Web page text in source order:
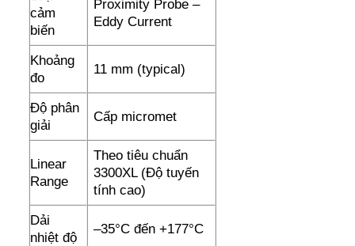
cảm
biến
Proximity Probe –
Eddy Current
Khoảng
đo
11 mm (typical)
Độ phân
giải
Cấp micromet
Linear
Range
Theo tiêu chuẩn
3300XL (Độ tuyến
tính cao)
Dải
nhiệt độ
–35°C đến +177°C